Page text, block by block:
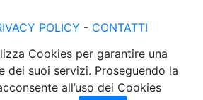
POLICY - CONTATTI
Cookies per garantire una
dei suoi servizi. Proseguendo la
all’uso dei Cookies